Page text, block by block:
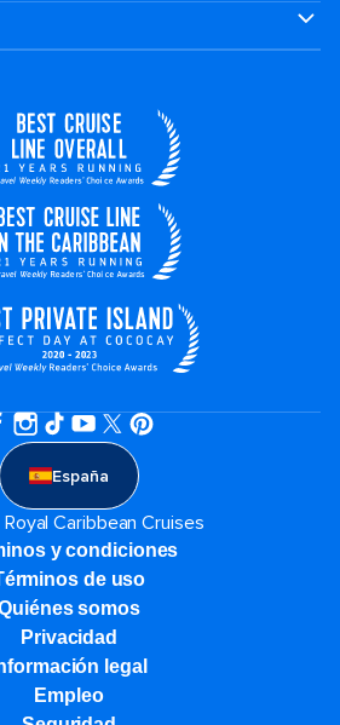
España
Caribbean Cruises
y condiciones
de uso
somos
Privacidad
legal
Empleo